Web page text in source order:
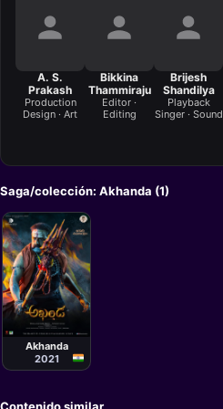
A. S.
Prakash
Production
Design · Art
Bikkina
Thammiraju
Editor ·
Editing
Brijesh
Shandilya
Playback
Singer · Sound
Saga/colección: Akhanda (1)
Película
Boyapati
Srinu
Akhanda
2021